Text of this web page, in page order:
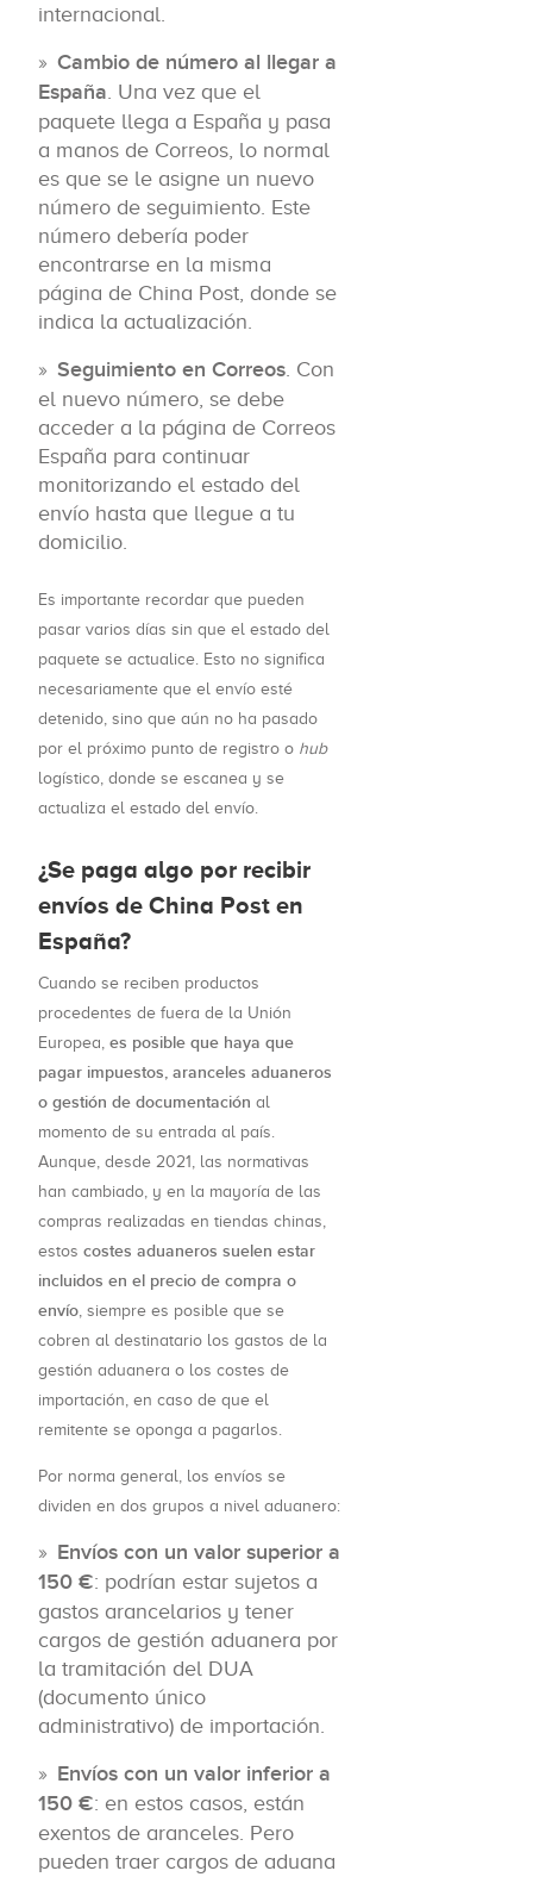
internacional.
Cambio de número al llegar a
España. Una vez que el
paquete llega a España y pasa
a manos de Correos, lo normal
es que se le asigne un nuevo
número de seguimiento. Este
número debería poder
encontrarse en la misma
página de China Post, donde se
indica la actualización.
Seguimiento en Correos. Con
el nuevo número, se debe
acceder a la página de Correos
España para continuar
monitorizando el estado del
envío hasta que llegue a tu
domicilio.
Es importante recordar que pueden
pasar varios días sin que el estado del
paquete se actualice. Esto no significa
necesariamente que el envío esté
detenido, sino que aún no ha pasado
por el próximo punto de registro o hub
logístico, donde se escanea y se
actualiza el estado del envío.
¿Se paga algo por recibir
envíos de China Post en
España?
Cuando se reciben productos
procedentes de fuera de la Unión
Europea, es posible que haya que
pagar impuestos, aranceles aduaneros
o gestión de documentación al
momento de su entrada al país.
Aunque, desde 2021, las normativas
han cambiado, y en la mayoría de las
compras realizadas en tiendas chinas,
estos costes aduaneros suelen estar
incluidos en el precio de compra o
envío, siempre es posible que se
cobren al destinatario los gastos de la
gestión aduanera o los costes de
importación, en caso de que el
remitente se oponga a pagarlos.
Por norma general, los envíos se
dividen en dos grupos a nivel aduanero:
Envíos con un valor superior a
150 €: podrían estar sujetos a
gastos arancelarios y tener
cargos de gestión aduanera por
la tramitación del DUA
(documento único
administrativo) de importación.
Envíos con un valor inferior a
150 €: en estos casos, están
exentos de aranceles. Pero
pueden traer cargos de aduana